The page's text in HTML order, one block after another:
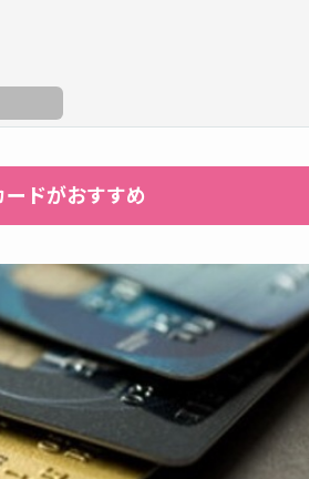
ドがおすすめ